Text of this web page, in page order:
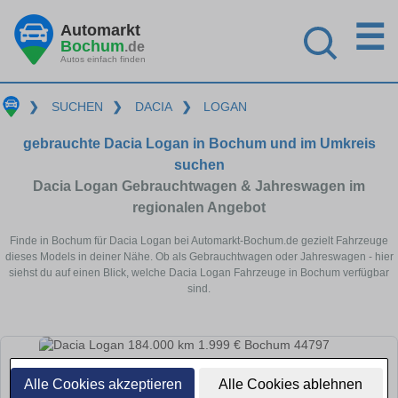
Alle Cookies akzeptieren Alle Cookies ablehnen
Automarkt
Bochum.de
Autos einfach finden
☰
❯ SUCHEN ❯ DACIA ❯ LOGAN
gebrauchte Dacia Logan in Bochum und im Umkreis
suchen
Dacia Logan Gebrauchtwagen & Jahreswagen im
regionalen Angebot
Finde in Bochum für Dacia Logan bei Automarkt-Bochum.de gezielt Fahrzeuge
dieses Models in deiner Nähe. Ob als Gebrauchtwagen oder Jahreswagen - hier
siehst du auf einen Blick, welche Dacia Logan Fahrzeuge in Bochum verfügbar
sind.